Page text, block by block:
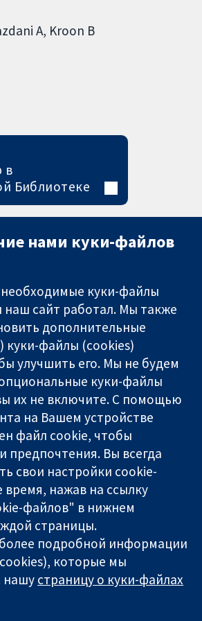
A Kroon B
в
Библиотеке
11-13 Cavendish
Square
London
W1G 0AN
United Kingdom
Связаться с
нами
Новости
Пресс-
служба
О нас
Работа
Cochrane
Library
is a charity (no. 1045921) and a
(no. 03044323) registered in
number GB 718 2127 49.
Collaboration
нами куки-файлов
куки-файлы
наш сайт работал. Мы также
дополнительные
куки-файлы (cookies)
улучшить его. Мы не будем
куки-файлы
их не включите. С помощью
на Вашем устройстве
файл cookie, чтобы
предпочтения. Вы всегда
свои настройки cookie-
нажав на ссылку
файлов" в нижнем
страницы.
подробной информации
которые мы
нашу страницу о куки-файлах